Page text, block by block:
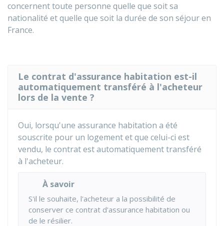
concernent toute personne quelle que soit sa
nationalité et quelle que soit la durée de son séjour en
France.
Le contrat d'assurance habitation est-il
automatiquement transféré à l'acheteur
lors de la vente ?
Oui, lorsqu'une assurance habitation a été
souscrite pour un logement et que celui-ci est
vendu, le contrat est automatiquement transféré
à l'acheteur.
À savoir
S'il le souhaite, l'acheteur a la possibilité de
conserver ce contrat d'assurance habitation ou
de le résilier.